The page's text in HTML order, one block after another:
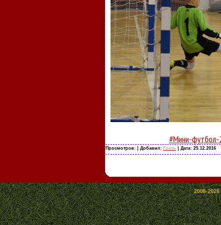
#Мини-футбол-
Просмотров: | Добавил: Гость | Дата: 25.12.2016
2006-